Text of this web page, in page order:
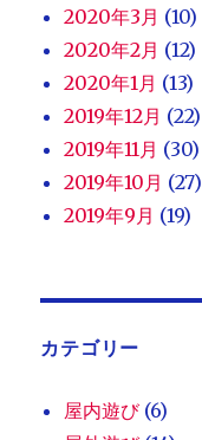
2020年3月 (10)
2020年2月 (12)
2020年1月 (13)
2019年12月 (22)
2019年11月 (30)
2019年10月 (27)
2019年9月 (19)
カテゴリー
屋内遊び(6)